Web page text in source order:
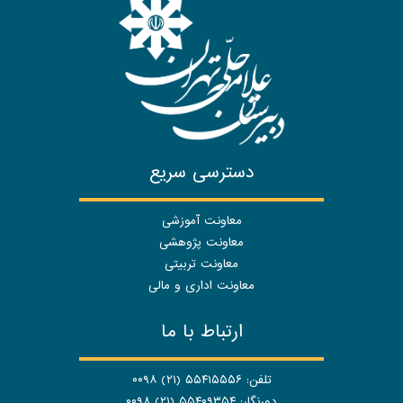
دسترسی سریع
معاونت آموزشی
معاونت پژوهشی
معاونت تربیتی
معاونت اداری و مالی
ارتباط با ما
تلفن: ۵۵۴۱۵۵۵۶ (۲۱) ۰۰۹۸